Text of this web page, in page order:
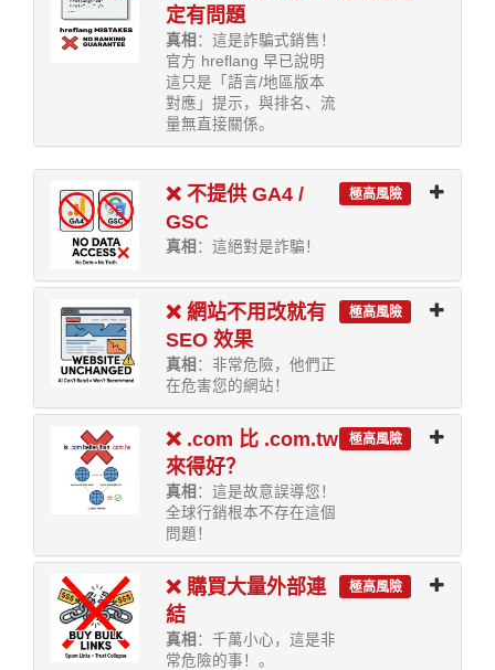
定有問題
真相 ：這是詐騙式銷售！
官方 hreflang 早已說明
這只是「語言/地區版本
對應」提示，與排名、流
量無直接關係。
❌ 不提供 GA4 /
GSC
真相 ：這絕對是詐騙！
極高風險
❌ 網站不用改就有
SEO 效果
真相 ：非常危險，他們正
在危害您的網站！
極高風險
❌ .com 比 .com.tw
來得好？
真相 ：這是故意誤導您！
全球行銷根本不存在這個
問題！
極高風險
❌ 購買大量外部連
結
真相 ：千萬小心，這是非
常危險的事！。
極高風險